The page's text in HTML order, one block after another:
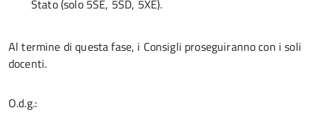
Stato (solo 5SE, 5SD, 5XE).
Al termine di questa fase, i Consigli proseguiranno con i soli
docenti.
O.d.g.: